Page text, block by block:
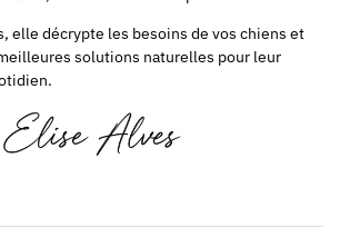
elle décrypte les besoins de vos chiens et
solutions naturelles pour leur